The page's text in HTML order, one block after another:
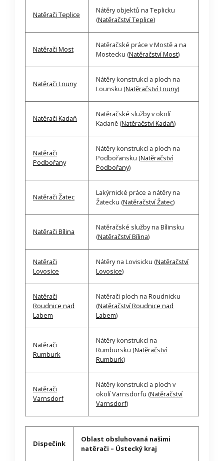
Natěrači Teplice
Nátěry objektů na Teplicku
(Natěračství Teplice)
Natěrači Most
Natěračské práce v Mostě a na
Mostecku (Natěračství Most)
Natěrači Louny
Nátěry konstrukcí a ploch na
Lounsku (Natěračství Louny)
Natěrači Kadaň
Natěračské služby v okolí
Kadaně (Natěračství Kadaň)
Natěrači
Podbořany
Nátěry konstrukcí a ploch na
Podbořansku (Natěračství
Podbořany)
Natěrači Žatec
Lakýrnické práce a nátěry na
Žatecku (Natěračství Žatec)
Natěrači Bílina
Natěračské služby na Bílinsku
(Natěračství Bílina)
Natěrači
Lovosice
Nátěry na Lovisicku (Natěračství
Lovosice)
Natěrači
Roudnice nad
Labem
Natěrači ploch na Roudnicku
(Natěračství Roudnice nad
Labem)
Natěrači
Rumburk
Nátěry konstrukcí na
Rumbursku (Natěračství
Rumburk)
Natěrači
Varnsdorf
Nátěry konstrukcí a ploch v
okolí Varnsdorfu (Natěračství
Varnsdorf)
Dispečink
Oblast obsluhovaná našimi
natěrači – Ústecký kraj